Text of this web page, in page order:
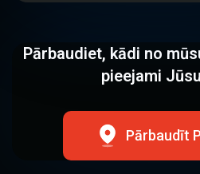
Pārbaudiet, kādi no
pieejami
Pārbaudīt